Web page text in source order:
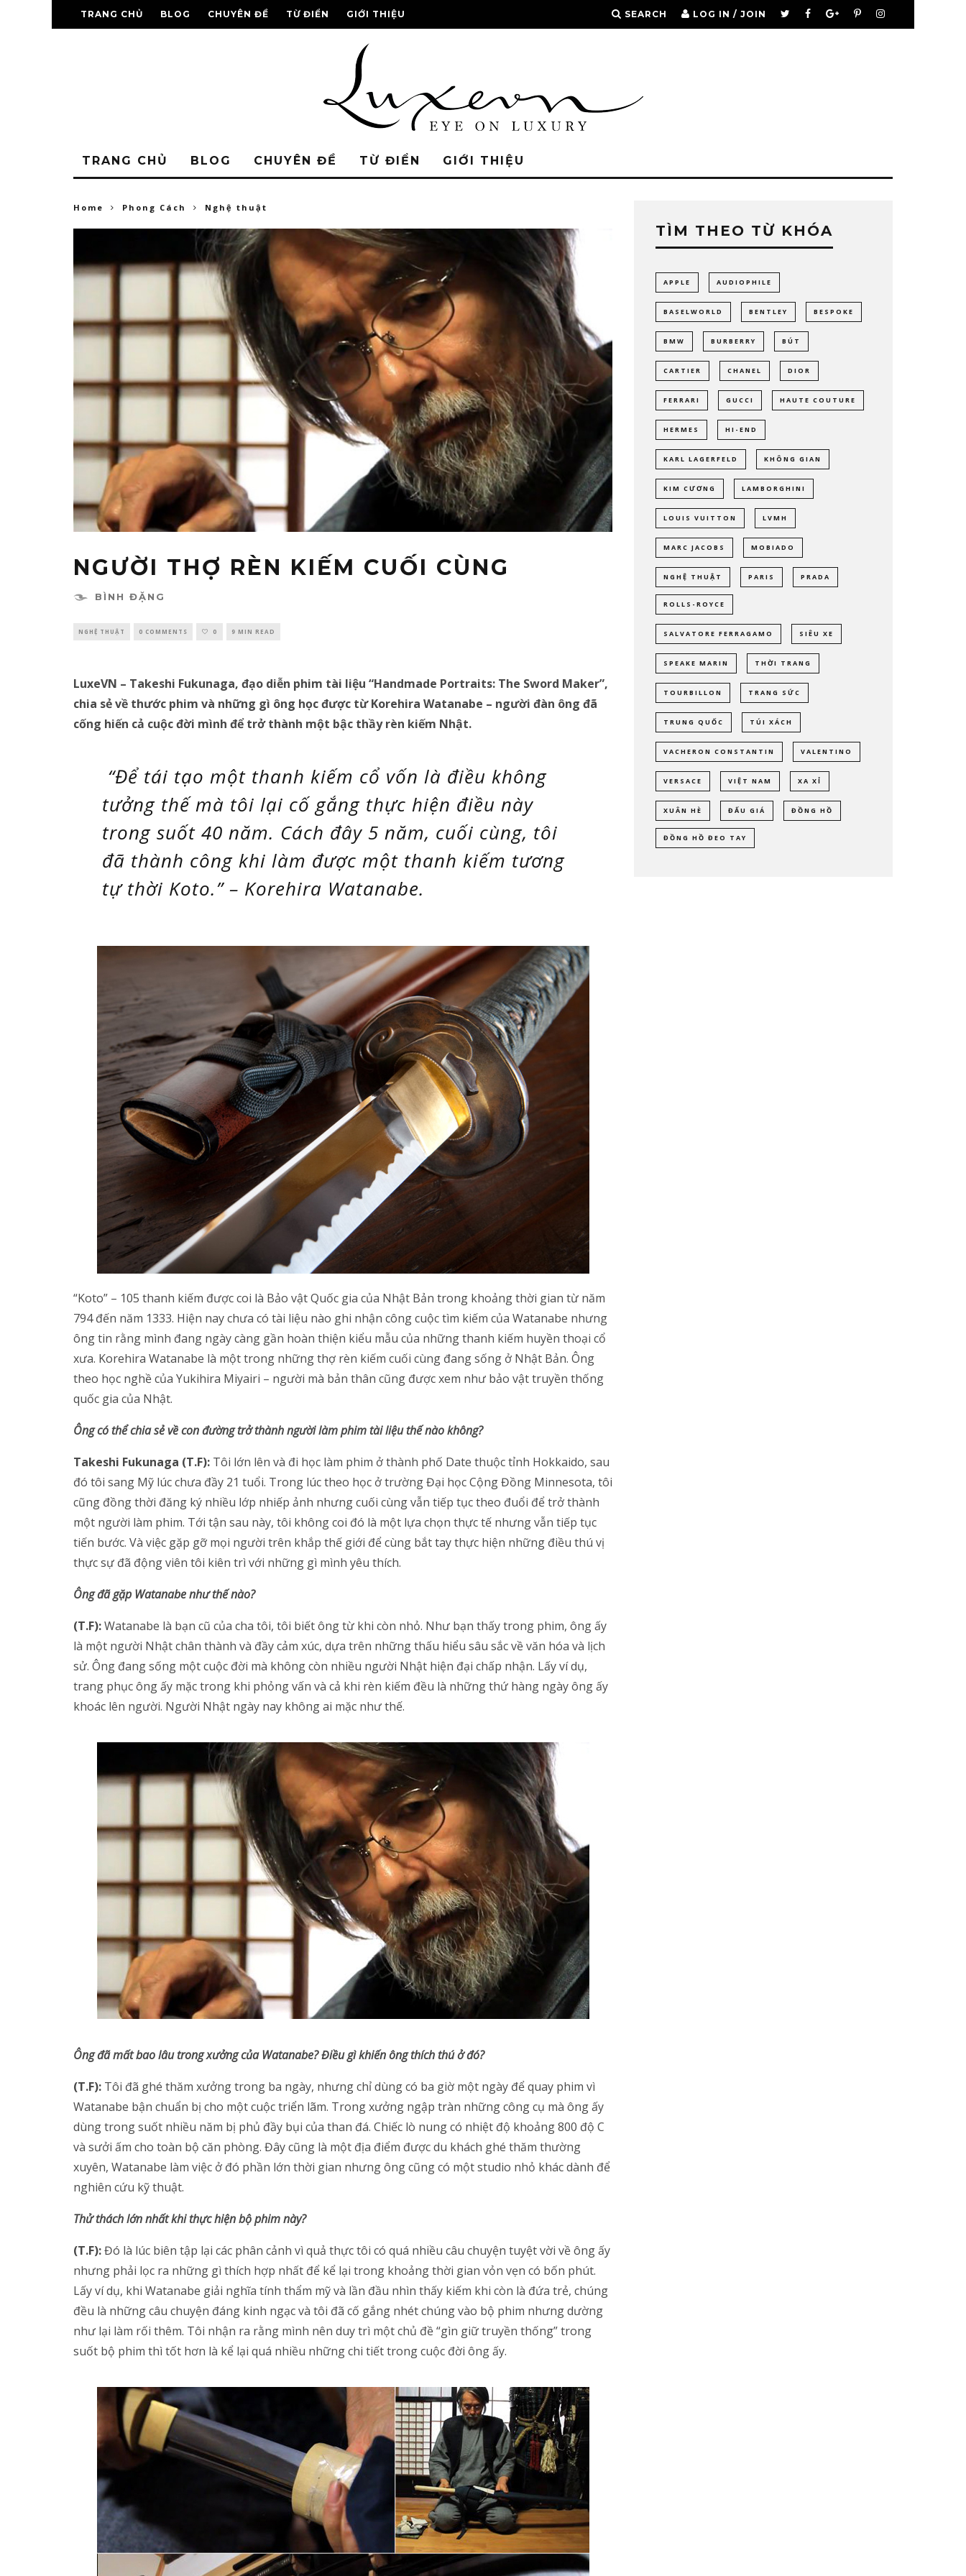
TRANG CHỦ BLOG CHUYÊN ĐỀ TỪ ĐIỂN GIỚI THIỆU SEARCH LOG IN / JOIN
TRANG CHỦ BLOG CHUYÊN ĐỀ TỪ ĐIỂN GIỚI THIỆU
Home Phong Cách Nghệ thuật
NGƯỜI THỢ RÈN KIẾM CUỐI CÙNG
BÌNH ĐẶNG
NGHỆ THUẬT 0 COMMENTS 0 9 MIN READ
LuxeVN – Takeshi Fukunaga, đạo diễn phim tài liệu “Handmade Portraits: The Sword Maker”,
chia sẻ về thước phim và những gì ông học được từKorehira Watanabe – người đàn ông đã
cống hiến cả cuộc đời mình để trở thành một bậc thầy rèn kiếm Nhật.
“Để tái tạo một thanh kiếm cổ vốn là điều không
tưởng thế mà tôi lại cố gắng thực hiện điều này
trong suốt 40 năm. Cách đây 5 năm, cuối cùng, tôi
đã thành công khi làm được một thanh kiếm tương
tự thời Koto.” – Korehira Watanabe.
“Koto” – 105 thanh kiếm được coi là Bảo vật Quốc gia của Nhật Bản trong khoảng thời gian từ năm
794 đến năm 1333. Hiện nay chưa có tài liệu nào ghi nhận công cuộc tìm kiếm của Watanabe nhưng
ông tin rằng mình đang ngày càng gần hoàn thiện kiểu mẫu của những thanh kiếm huyền thoại cổ
xưa. Korehira Watanabe là một trong những thợ rèn kiếm cuối cùng đang sống ở Nhật Bản. Ông
theo học nghề của Yukihira Miyairi – người mà bản thân cũng được xem như bảo vật truyền thống
quốc gia của Nhật.
Ông có thể chia sẻ về con đường trở thành người làm phim tài liệu thế nào không?
Takeshi Fukunaga (T.F): Tôi lớn lên và đi học làm phim ở thành phố Date thuộc tỉnh Hokkaido, sau
đó tôi sang Mỹ lúc chưa đầy 21 tuổi. Trong lúc theo học ở trường Đại học Cộng Đồng Minnesota, tôi
cũng đồng thời đăng ký nhiều lớp nhiếp ảnh nhưng cuối cùng vẫn tiếp tục theo đuổi để trở thành
một người làm phim. Tới tận sau này, tôi không coi đó là một lựa chọn thực tế nhưng vẫn tiếp tục
tiến bước. Và việc gặp gỡ mọi người trên khắp thế giới để cùng bắt tay thực hiện những điều thú vị
thực sự đã động viên tôi kiên trì với những gì mình yêu thích.
Ông đã gặp Watanabe như thế nào?
(T.F):Watanabe là bạn cũ của cha tôi, tôi biết ông từ khi còn nhỏ. Như bạn thấy trong phim, ông ấy
là một người Nhật chân thành và đầy cảm xúc, dựa trên những thấu hiểu sâu sắc về văn hóa và lịch
sử. Ông đang sống một cuộc đời mà không còn nhiều người Nhật hiện đại chấp nhận. Lấy ví dụ,
trang phục ông ấy mặc trong khi phỏng vấn và cả khi rèn kiếm đều là những thứ hàng ngày ông ấy
khoác lên người. Người Nhật ngày nay không ai mặc như thế.
Ông đã mất bao lâu trong xưởng của Watanabe? Điều gì khiến ông thích thú ở đó?
(T.F): Tôi đã ghé thăm xưởng trong ba ngày, nhưng chỉ dùng có ba giờ một ngày để quay phim vì
Watanabe bận chuẩn bị cho một cuộc triển lãm. Trong xưởng ngập tràn những công cụ mà ông ấy
dùng trong suốt nhiều năm bị phủ đầy bụi của than đá. Chiếc lò nung có nhiệt độ khoảng 800 độ C
và sưởi ấm cho toàn bộ căn phòng. Đây cũng là một địa điểm được du khách ghé thăm thường
xuyên, Watanabe làm việc ở đó phần lớn thời gian nhưng ông cũng có một studio nhỏ khác dành để
nghiên cứu kỹ thuật.
Thử thách lớn nhất khi thực hiện bộ phim này?
(T.F):Đó là lúc biên tập lại các phân cảnh vì quả thực tôi có quá nhiều câu chuyện tuyệt vời về ông ấy
nhưng phải lọc ra những gì thích hợp nhất để kể lại trong khoảng thời gian vỏn vẹn có bốn phút.
Lấy ví dụ, khi Watanabe giải nghĩa tính thẩm mỹ và lần đầu nhìn thấy kiếm khi còn là đứa trẻ, chúng
đều là những câu chuyện đáng kinh ngạc và tôi đã cố gắng nhét chúng vào bộ phim nhưng dường
như lại làm rối thêm. Tôi nhận ra rằng mình nên duy trì một chủ đề “gìn giữ truyền thống” trong
suốt bộ phim thì tốt hơn là kể lại quá nhiều những chi tiết trong cuộc đời ông ấy.
TÌM THEO TỪ KHÓA
APPLE AUDIOPHILE
BASELWORLD BENTLEY BESPOKE
BMW BURBERRY BÚT
CARTIER CHANEL DIOR
FERRARI GUCCI HAUTE COUTURE
HERMES HI-END
KARL LAGERFELD KHÔNG GIAN
KIM CƯƠNG LAMBORGHINI
LOUIS VUITTON LVMH
MARC JACOBS MOBIADO
NGHỆ THUẬT PARIS PRADA
ROLLS-ROYCE
SALVATORE FERRAGAMO SIÊU XE
SPEAKE MARIN THỜI TRANG
TOURBILLON TRANG SỨC
TRUNG QUỐC TÚI XÁCH
VACHERON CONSTANTIN VALENTINO
VERSACE VIỆT NAM XA XỈ
XUÂN HÈ ĐẤU GIÁ ĐỒNG HỒ
ĐỒNG HỒ ĐEO TAY